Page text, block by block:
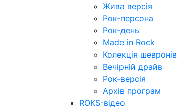
Жива версія
Рок-персона
Рок-день
Made in Rock
Колекція шевронів
Вечірній драйв
Рок-версія
Архів програм
ROKS-відео